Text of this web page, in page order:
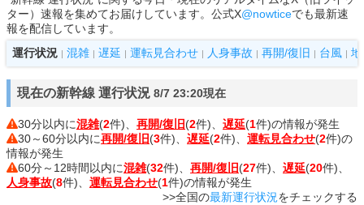
ター）速報を集めてお届けしています。公式X@nowticeでも最新速
報を配信しています。
運行状況
混雑 遅延 運転見合わせ 人身事故 再開/復旧 台風
現在の新幹線 運行状況 8/7 23:20現在
30分以内に混雑(2件)、 再開/復旧(2件)、 遅延(1件)の情報が発生
30～60分以内に再開/復旧(3件)、 遅延(2件)、 運転見合わせ(2件)の
情報が発生
60分～12時間以内に混雑(32件)、 再開/復旧(27件)、 遅延(20件)、
人身事故(8件)、 運転見合わせ(1件)の情報が発生
>>全国の最新運行状況をチェックする